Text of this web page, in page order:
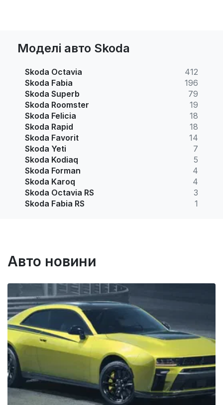
Моделі авто Skoda
Skoda Octavia
412
Skoda Fabia
196
Skoda Superb
79
Skoda Roomster
19
Skoda Felicia
18
Skoda Rapid
18
Skoda Favorit
14
Skoda Yeti
7
Skoda Kodiaq
5
Skoda Forman
4
Skoda Karoq
4
Skoda Octavia RS
3
Skoda Fabia RS
1
Авто новини